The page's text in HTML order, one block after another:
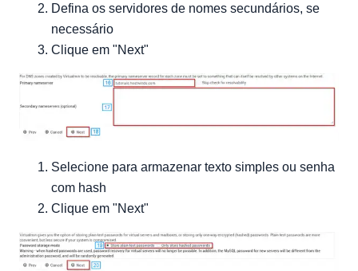
Defina os servidores de nomes secundários, se
necessário
Clique em "Next"
Selecione para armazenar texto simples ou senha
com hash
Clique em "Next"